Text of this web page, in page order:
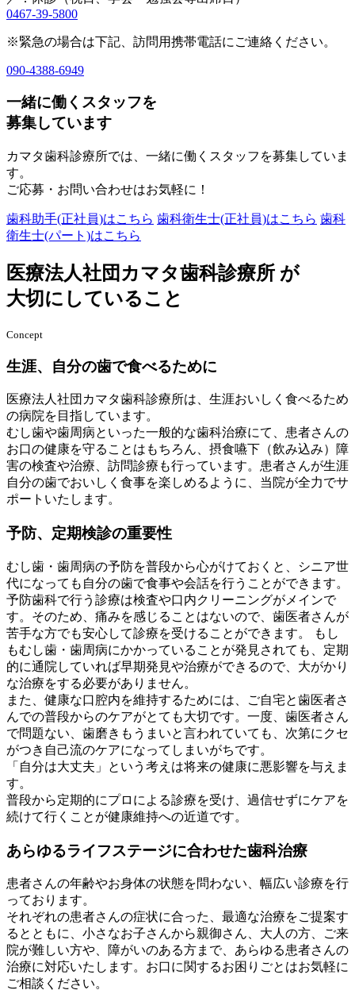
0467-39-5800
※緊急の場合は下記、訪問用携帯電話にご連絡ください。
090-4388-6949
一緒に働くスタッフを
募集しています
カマタ歯科診療所では、一緒に働くスタッフを募集していま
す。
ご応募・お問い合わせはお気軽に！
歯科助手(正社員)はこちら 歯科衛生士(正社員)はこちら 歯科
衛生士(パート)はこちら
医療法人社団カマタ歯科診療所 が
大切 に していること
Concept
生涯、自分の歯で食べるために
医療法人社団カマタ歯科診療所は、生涯おいしく食べるため
の病院を目指しています。
むし歯や歯周病といった一般的な歯科治療にて、患者さんの
お口の健康を守ることはもちろん、摂食嚥下（飲み込み）障
害の検査や治療、訪問診療も行っています。患者さんが生涯
自分の歯でおいしく食事を楽しめるように、当院が全力でサ
ポートいたします。
予防、定期検診の重要性
むし歯・歯周病の予防を普段から心がけておくと、シニア世
代になっても自分の歯で食事や会話を行うことができます。
予防歯科で行う診療は検査や口内クリーニングがメインで
す。そのため、痛みを感じることはないので、歯医者さんが
苦手な方でも安心して診療を受けることができます。 もし
もむし歯・歯周病にかかっていることが発見されても、定期
的に通院していれば早期発見や治療ができるので、大がかり
な治療をする必要がありません。
また、健康な口腔内を維持するためには、ご自宅と歯医者さ
んでの普段からのケアがとても大切です。一度、歯医者さん
で問題ない、歯磨きもうまいと言われていても、次第にクセ
がつき自己流のケアになってしまいがちです。
「自分は大丈夫」という考えは将来の健康に悪影響を与えま
す。
普段から定期的にプロによる診療を受け、過信せずにケアを
続けて行くことが健康維持への近道です。
あらゆるライフステージに合わせた歯科治療
患者さんの年齢やお身体の状態を問わない、幅広い診療を行
っております。
それぞれの患者さんの症状に合った、最適な治療をご提案す
るとともに、小さなお子さんから親御さん、大人の方、ご来
院が難しい方や、障がいのある方まで、あらゆる患者さんの
治療に対応いたします。お口に関するお困りごとはお気軽に
ご相談ください。